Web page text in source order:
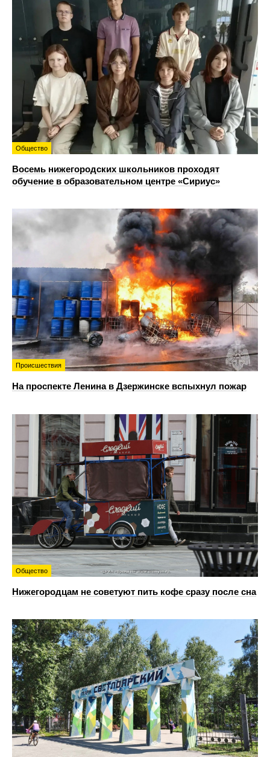
Общество
Восемь нижегородских школьников проходят
обучение в образовательном центре «Сириус»
Происшествия
На проспекте Ленина в Дзержинске вспыхнул пожар
Общество
Нижегородцам не советуют пить кофе сразу после сна